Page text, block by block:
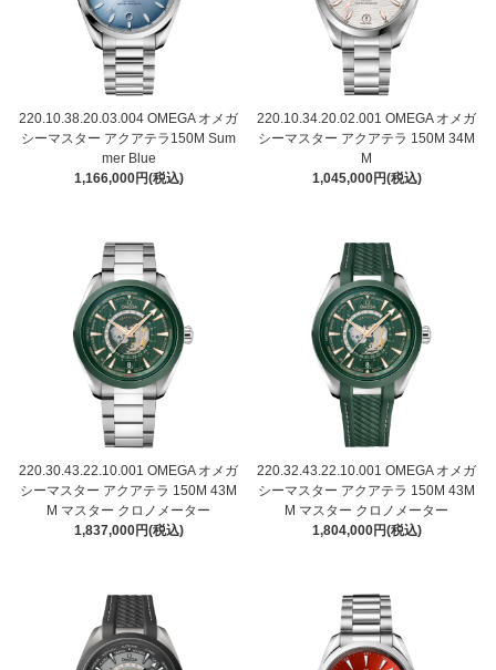
220.10.38.20.03.004 OMEGA オメガ
シーマスター アクアテラ150M Sum
mer Blue
1,166,000円(税込)
220.10.34.20.02.001 OMEGA オメガ
シーマスター アクアテラ 150M 34M
M
1,045,000円(税込)
220.30.43.22.10.001 OMEGA オメガ
シーマスター アクアテラ 150M 43M
M マスター クロノメーター
1,837,000円(税込)
220.32.43.22.10.001 OMEGA オメガ
シーマスター アクアテラ 150M 43M
M マスター クロノメーター
1,804,000円(税込)